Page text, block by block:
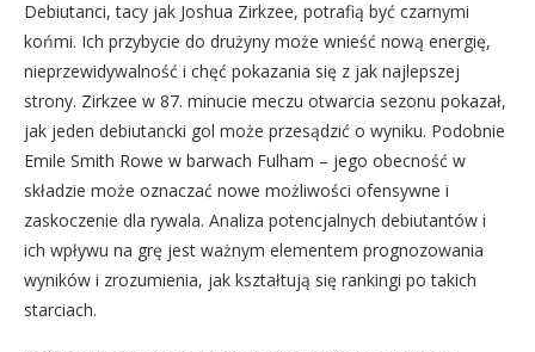
Debiutanci, tacy jak Joshua Zirkzee, potrafią być czarnymi
końmi. Ich przybycie do drużyny może wnieść nową energię,
nieprzewidywalność i chęć pokazania się z jak najlepszej
strony. Zirkzee w 87. minucie meczu otwarcia sezonu pokazał,
jak jeden debiutancki gol może przesądzić o wyniku. Podobnie
Emile Smith Rowe w barwach Fulham – jego obecność w
składzie może oznaczać nowe możliwości ofensywne i
zaskoczenie dla rywala. Analiza potencjalnych debiutantów i
ich wpływu na grę jest ważnym elementem prognozowania
wyników i zrozumienia, jak kształtują się rankingi po takich
starciach.